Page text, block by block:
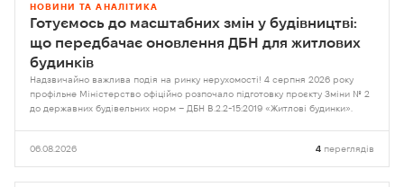
НОВИНИ ТА АНАЛІТИКА
Готуємось до масштабних змін у будівництві:
що передбачає оновлення ДБН для житлових
будинків
Надзвичайно важлива подія на ринку нерухомості! 4 серпня 2026 року
профільне Міністерство офіційно розпочало підготовку проєкту Зміни № 2
до державних будівельних норм – ДБН В.2.2-15:2019 «Житлові будинки».
06.08.2026 4 переглядів